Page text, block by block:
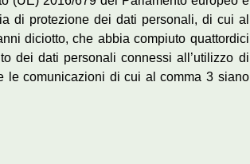
di protezione dei dati personali, di cui al
diciotto, che abbia compiuto quattordici
dei dati personali connessi all’utilizzo di
le comunicazioni di cui al comma 3 siano